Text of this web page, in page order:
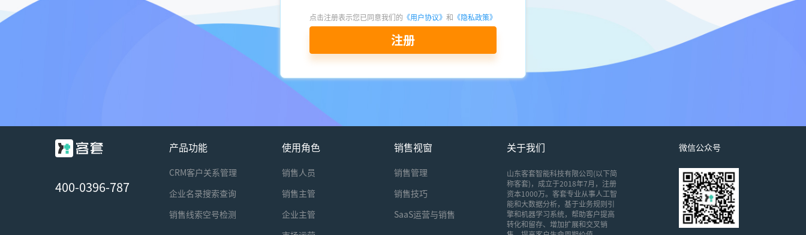
点击注册表示您已同意我们的 《用户协议》 和 《隐私政策》
注册
400-0396-787
产品功能
CRM客户关系管理
企业名录搜索查询
销售线索空号检测
使用角色
销售人员
销售主管
企业主管
销售视窗
销售管理
销售技巧
SaaS运营与销售
关于我们
山东客套智能科技有限公司(以下简
称客套)，成立于2018年7月，注册
资本1000万。客套专业从事人工智
能和大数据分析，基于业务规则引
擎和机器学习系统，帮助客户提高
转化和留存、增加扩展和交叉销
微信公众号